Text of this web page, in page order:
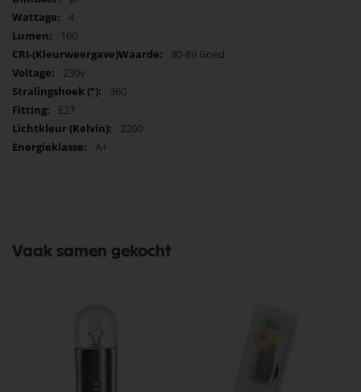
4
160
80-89 Goed
230v
360
E27
2200
A+
Vaak samen gekocht